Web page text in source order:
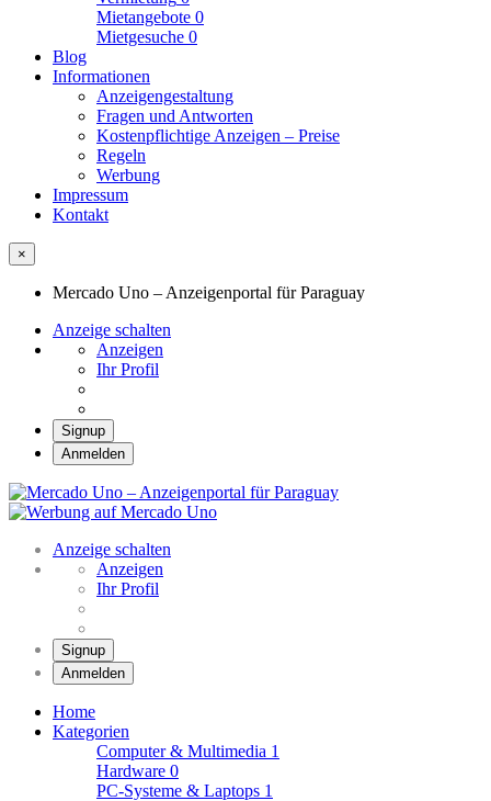
Mietangebote 0
Mietgesuche 0
Blog
Informationen
Anzeigengestaltung
Fragen und Antworten
Kostenpflichtige Anzeigen – Preise
Regeln
Werbung
Impressum
Kontakt
×
Mercado Uno – Anzeigenportal für Paraguay
Anzeige schalten
Anzeigen
Ihr Profil
Signup
Anmelden
Anzeige schalten
Anzeigen
Ihr Profil
Signup
Anmelden
Home
Kategorien
Computer & Multimedia 1
Hardware 0
PC-Systeme & Laptops 1